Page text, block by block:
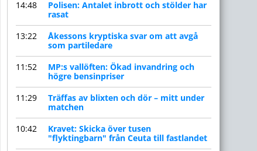
14:48
Polisen: Antalet inbrott och stölder har
rasat
13:22
Åkessons kryptiska svar om att avgå
som partiledare
11:52
MP:s vallöften: Ökad invandring och
högre bensinpriser
11:29
Träffas av blixten och dör – mitt under
matchen
10:42
Kravet: Skicka över tusen
"flyktingbarn" från Ceuta till fastlandet